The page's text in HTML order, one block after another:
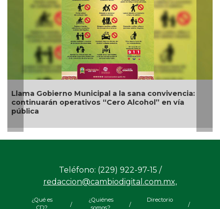
Nueva oferta educativa impulsará la
competitividad turística de Veracruz
Teléfono: (229) 922-97-15 /
redaccion@cambiodigital.com.mx,
¿Qué es
/
¿Quiénes
/
Directorio
/